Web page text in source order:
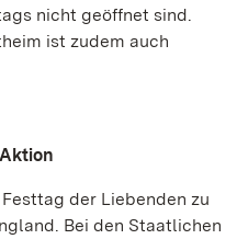
nicht geöffnet sind.
ist zudem auch
der Liebenden zu
Bei den Staatlichen